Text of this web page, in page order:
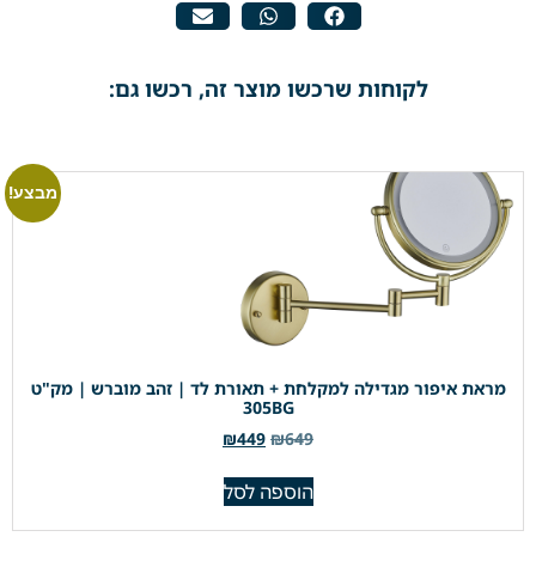
לקוחות שרכשו מוצר זה, רכשו גם:
מבצע!
מראת איפור מגדילה למקלחת + תאורת לד | זהב מוברש | מק"ט
305BG
₪649
₪449
הוספה לסל